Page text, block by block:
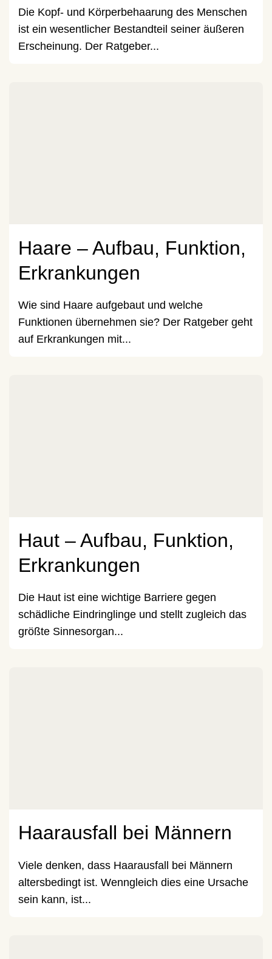
Die Kopf- und Körperbehaarung des Menschen
ist ein wesentlicher Bestandteil seiner äußeren
Erscheinung. Der Ratgeber...
Haare – Aufbau, Funktion,
Erkrankungen
Wie sind Haare aufgebaut und welche
Funktionen übernehmen sie? Der Ratgeber geht
auf Erkrankungen mit...
Haut – Aufbau, Funktion,
Erkrankungen
Die Haut ist eine wichtige Barriere gegen
schädliche Eindringlinge und stellt zugleich das
größte Sinnesorgan...
Haarausfall bei Männern
Viele denken, dass Haarausfall bei Männern
altersbedingt ist. Wenngleich dies eine Ursache
sein kann, ist...